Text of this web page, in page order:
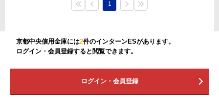
1
京都中央信用金庫には2件のインターンESがあります。
ログイン・会員登録すると閲覧できます。
ログイン・会員登録